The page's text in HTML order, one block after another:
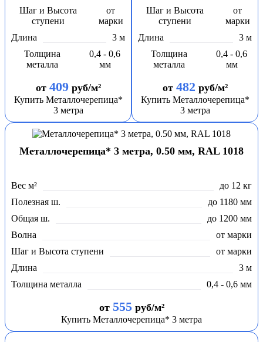
Шаг и Высота
ступени
от
марки
Длина
3 м
Толщина
металла
0,4 - 0,6
мм
от 409руб/м²
Купить Металлочерепица*
3 метра
Шаг и Высота
ступени
от
марки
Длина
3 м
Толщина
металла
0,4 - 0,6
мм
от 482 руб/м²
Купить Металлочерепица*
3 метра
Металлочерепица* 3 метра, 0.50 мм, RAL 1018
Вес м²
до 12 кг
Полезная ш.
до 1180 мм
Общая ш.
до 1200 мм
Волна
от марки
Шаг и Высота ступени
от марки
Длина
3 м
Толщина металла
0,4 - 0,6 мм
от 555руб/м²
Купить Металлочерепица* 3 метра